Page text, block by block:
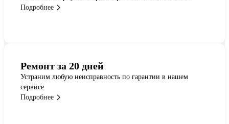
Подробнее
Ремонт за 20 дней
Устраним любую неисправность по гарантии в нашем
сервисе
Подробнее